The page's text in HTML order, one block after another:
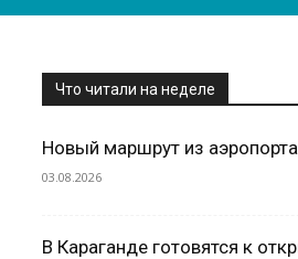
Что читали на неделе
Новый маршрут из
03.08.2026
В Караганде готовятся к